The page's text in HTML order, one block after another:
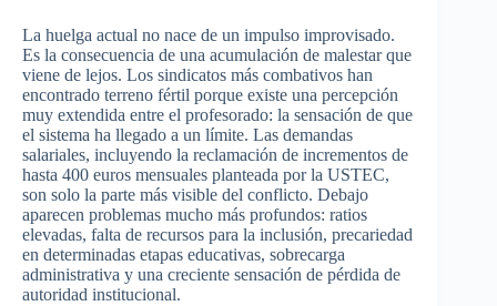
La huelga actual no nace de un impulso improvisado.
Es la consecuencia de una acumulación de malestar que
viene de lejos. Los sindicatos más combativos han
encontrado terreno fértil porque existe una percepción
muy extendida entre el profesorado: la sensación de que
el sistema ha llegado a un límite. Las demandas
salariales, incluyendo la reclamación de incrementos de
hasta 400 euros mensuales planteada por la USTEC,
son solo la parte más visible del conflicto. Debajo
aparecen problemas mucho más profundos: ratios
elevadas, falta de recursos para la inclusión, precariedad
en determinadas etapas educativas, sobrecarga
administrativa y una creciente sensación de pérdida de
autoridad institucional.